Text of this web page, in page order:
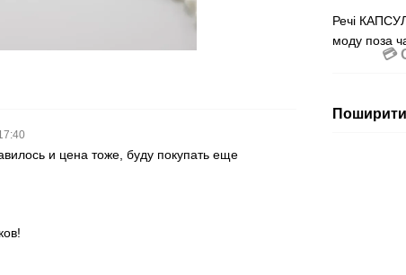
и цена тоже, буду покупать еще
Речі
моду поза
💳